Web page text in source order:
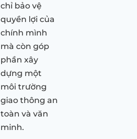
chỉ bảo vệ
quyền lợi của
chính mình
mà còn góp
phần xây
dựng một
môi trường
giao thông an
toàn và văn
minh.